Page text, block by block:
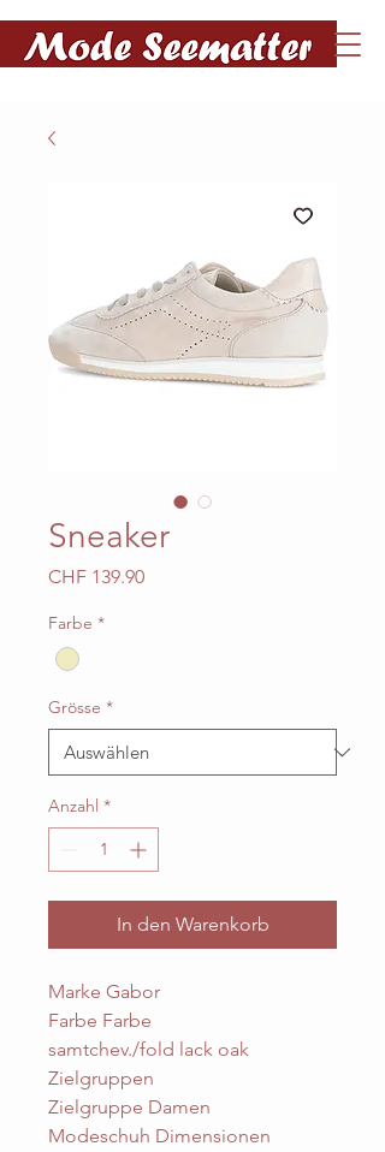
Sneaker
CHF 139.90Preis
Farbe *
Grösse *
Anzahl *
In den Warenkorb
Marke Gabor
Farbe Farbe
samtchev./fold lack oak
Zielgruppen
Zielgruppe Damen
Modeschuh Dimensionen